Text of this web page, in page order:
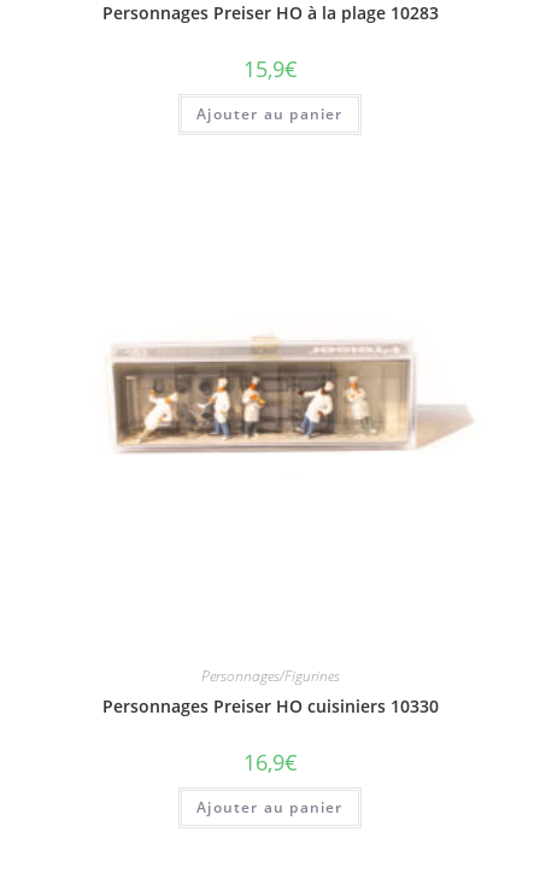
Personnages Preiser HO à la plage 10283
15,9€
Ajouter au panier
Personnages/Figurines
Personnages Preiser HO cuisiniers 10330
16,9€
Ajouter au panier